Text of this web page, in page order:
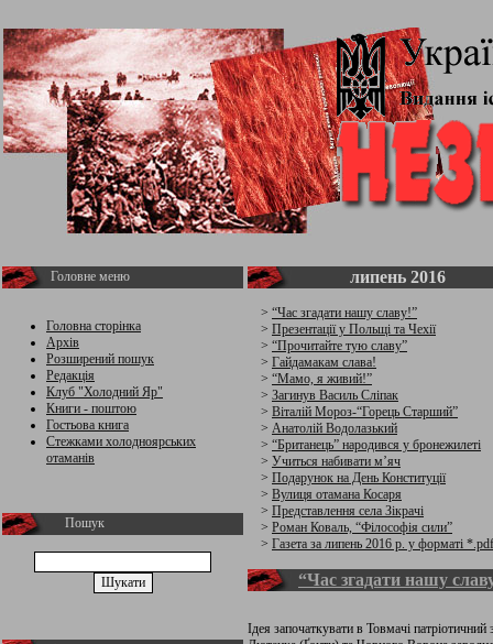
Головне меню
Головна сторінка
Архів
Розширений пошук
Редакція
Клуб "Холодний Яр"
Книги - поштою
Гостьова книга
Стежками холодноярських
отаманів
Пошук
липень 2016
> “Час згадати нашу славу!”
> Презентації у Польщі та Чехії
> “Прочитайте тую славу”
> Гайдамакам слава!
> “Мамо, я живий!”
> Загинув Василь Сліпак
> Віталій Мороз-“Горець Старший”
> Анатолій Водолазький
> “Британець” народився у бронежилеті
> Учиться набивати м’яч
> Подарунок на День Конституції
> Вулиця отамана Косаря
> Представлення села Зікрачі
> Роман Коваль, “Філософія сили”
> Газета за липень 2016 р. у форматі *.pdf
“Час згадати нашу
Ідея започаткувати в Товмачі